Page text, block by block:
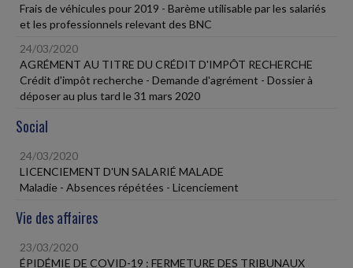
Frais de véhicules pour 2019 - Barème utilisable par les salariés
et les professionnels relevant des BNC
24/03/2020
AGRÉMENT AU TITRE DU CRÉDIT D'IMPÔT RECHERCHE
Crédit d'impôt recherche - Demande d'agrément - Dossier à
déposer au plus tard le 31 mars 2020
Social
24/03/2020
LICENCIEMENT D'UN SALARIÉ MALADE
Maladie - Absences répétées - Licenciement
Vie des affaires
23/03/2020
ÉPIDÉMIE DE COVID-19 : FERMETURE DES TRIBUNAUX